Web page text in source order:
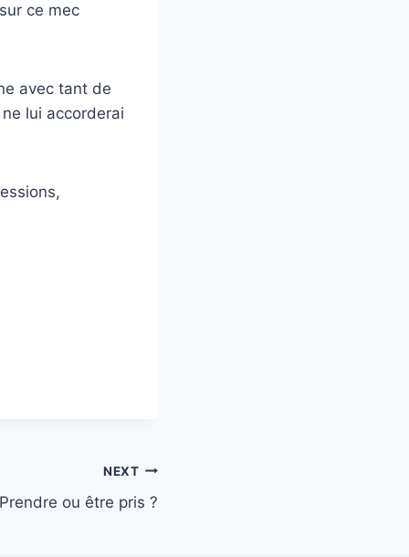
ce mec
avec tant de
lui accorderai
NEXT
Prendre ou être pris ?